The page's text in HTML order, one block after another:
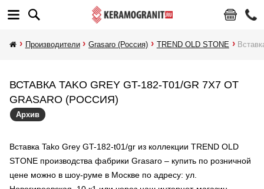
Производители Grasaro (Россия) TREND OLD STONE
ВСТАВКА TAKO GREY GT-182-T01/GR 7X7 ОТ
GRASARO (РОССИЯ)
Архив
Вставка Tako Grey GT-182-t01/gr из коллекции TREND OLD
STONE производства фабрики Grasaro – купить по розничной
цене можно в шоу-руме в Москве по адресу: ул.